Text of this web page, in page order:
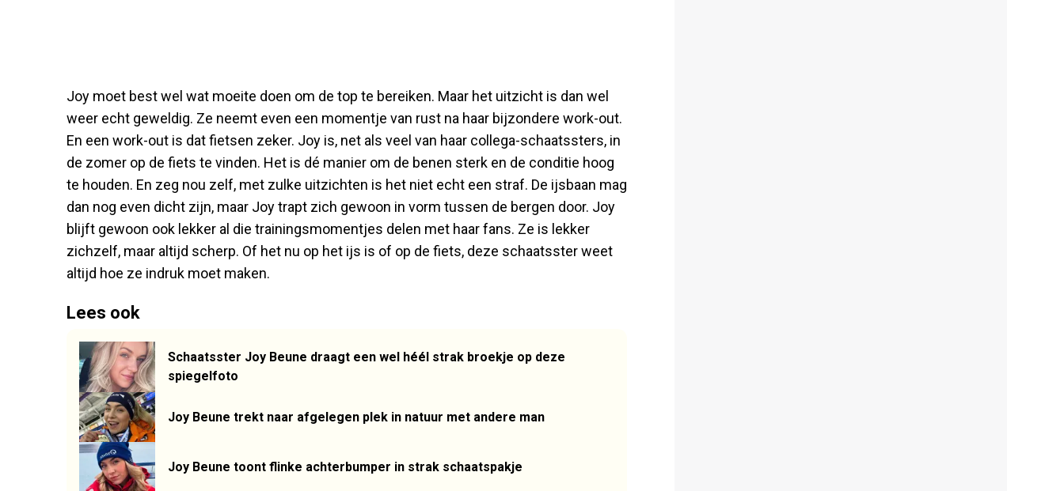
Joy moet best wel wat moeite doen om de top te bereiken. Maar het uitzicht is dan wel
weer echt geweldig. Ze neemt even een momentje van rust na haar bijzondere work-out.
En een work-out is dat fietsen zeker. Joy is, net als veel van haar collega-schaatssters, in
de zomer op de fiets te vinden. Het is dé manier om de benen sterk en de conditie hoog
te houden. En zeg nou zelf, met zulke uitzichten is het niet echt een straf. De ijsbaan mag
dan nog even dicht zijn, maar Joy trapt zich gewoon in vorm tussen de bergen door. Joy
blijft gewoon ook lekker al die trainingsmomentjes delen met haar fans. Ze is lekker
zichzelf, maar altijd scherp. Of het nu op het ijs is of op de fiets, deze schaatsster weet
altijd hoe ze indruk moet maken.
Lees ook
Schaatsster Joy Beune draagt een wel héél strak broekje op deze
spiegelfoto
Joy Beune trekt naar afgelegen plek in natuur met andere man
Joy Beune toont flinke achterbumper in strak schaatspakje